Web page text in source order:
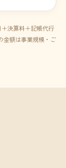
決算料＋記帳代行
金額は事業規模・ご